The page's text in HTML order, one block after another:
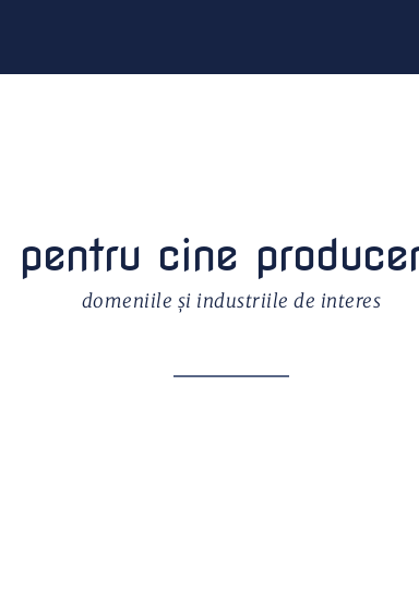
pentru cine
domeniile și industriile de interes